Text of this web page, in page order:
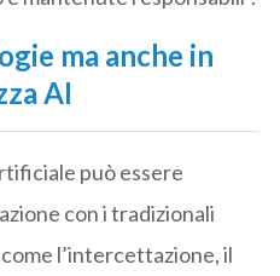
ma anche in
AI
può essere
con i tradizionali
l’intercettazione, il